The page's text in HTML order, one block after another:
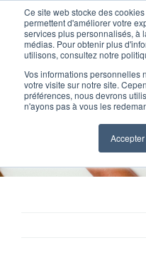
Ce site web stocke des
permettent d'améliorer votre
services plus personnalisés, à
médias. Pour obtenir plus
utilisons, consultez notre
Vos informations personnelles
votre visite sur notre site.
préférences, nous devrons
n'ayons pas à vous les
Accepter
Passer
contenu